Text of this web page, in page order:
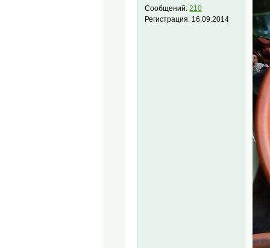
Сообщений:210
Регистрация: 16.09.2014